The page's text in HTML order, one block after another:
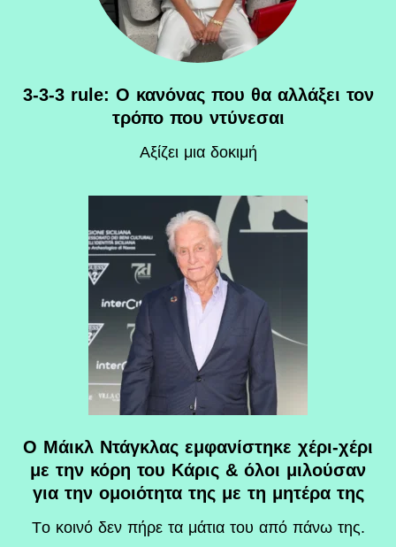
3-3-3 rule: Ο κανόνας που θα αλλάξει τον
τρόπο που ντύνεσαι
Αξίζει μια δοκιμή
Ο Μάικλ Ντάγκλας εμφανίστηκε χέρι-χέρι
με την κόρη του Κάρις & όλοι μιλούσαν
για την ομοιότητα της με τη μητέρα της
Tο κοινό δεν πήρε τα μάτια του από πάνω της.